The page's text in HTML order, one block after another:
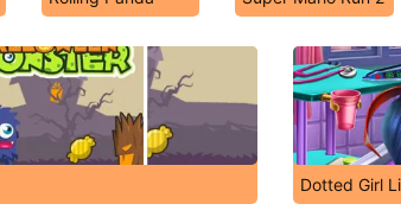
Dotted Girl